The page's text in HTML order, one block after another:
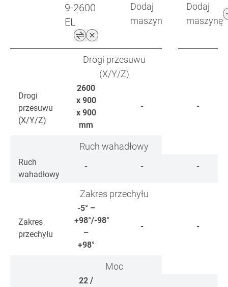
9-2600
EL
Dodaj
maszynę
Dodaj
maszynę
Drogi przesuwu
(X/Y/Z)
Drogi
przesuwu
(X/Y/Z)
2600
x 900
x 900
mm
- -
Ruch wahadłowy
Ruch
wahadłowy
- - -
Zakres przechyłu
Zakres
przechyłu
-5° –
+98°/-98°
–
+98°
- -
Moc
22 /